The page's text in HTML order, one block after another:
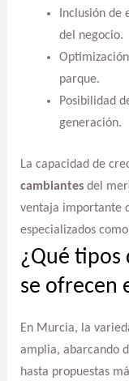
Inclusión de
del negocio.
parque.
Posibilidad
generación.
La capacidad de
cambiantesdel
ventaja importante
especializados
¿Qué tipos
se ofrecen
En Murcia, la
amplia, abarcando
hasta propuestas